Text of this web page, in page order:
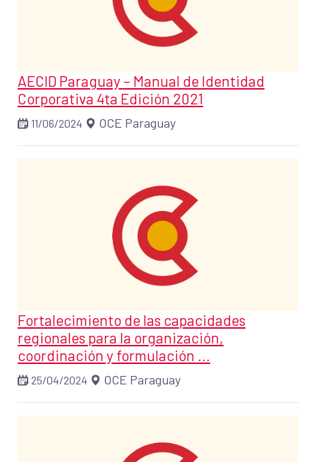
AECID Paraguay – Manual de Identidad
Corporativa 4ta Edición 2021
11/06/2024 OCE Paraguay
Fortalecimiento de las capacidades
regionales para la organización,
coordinación y formulación ...
25/04/2024 OCE Paraguay